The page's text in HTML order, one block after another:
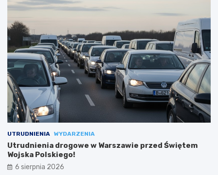
UTRUDNIENIA WYDARZENIA
Utrudnienia drogowe w Warszawie przed Świętem
Wojska Polskiego!
6 sierpnia 2026